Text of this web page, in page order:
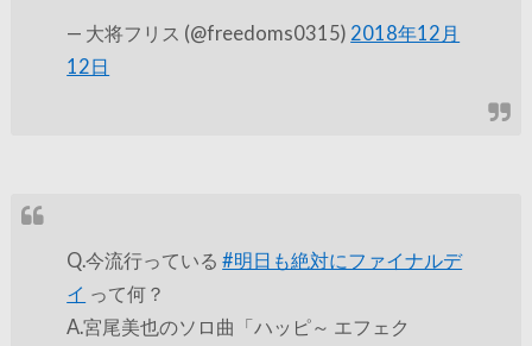
— 大将フリス (@freedoms0315) 2018年12月
12日
Q.今流行っている#明日も絶対にファイナルデ
イ って何？
A.宮尾美也のソロ曲「ハッピ～ エフェク